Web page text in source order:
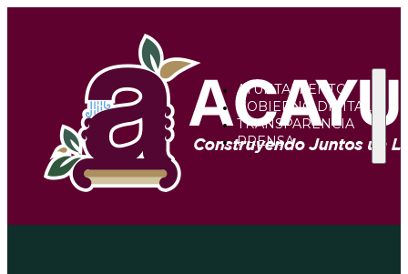
AYUNTAMIENTO
GOBIERNO DIGITAL
TRANSPARENCIA
PRENSA